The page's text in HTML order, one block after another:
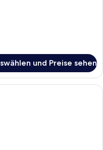
und Preise sehen
Hotelzimmer mit einem Bett,